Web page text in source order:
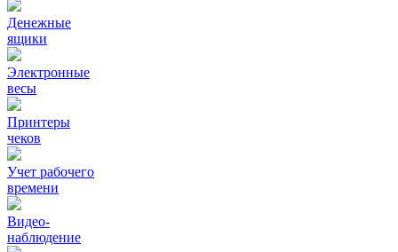
Денежные
ящики
Электронные
весы
Принтеры
чеков
Учет рабочего
времени
Видео‑
наблюдение